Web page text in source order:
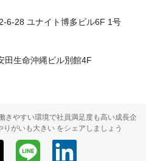
6-28 ユナイト博多ビル6F 1号
生命沖縄ビル別館4F
きやすい環境で社員満足度も高い成長企
がいも大きい をシェアしましょう